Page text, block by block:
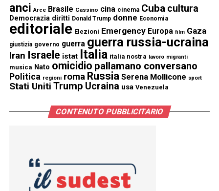
anci Arce Brasile Cassino cina cinema Cuba cultura
Democrazia diritti Donald Trump donne Economia
editoriale Elezioni Emergency Europa film Gaza
giustizia governo guerra guerra russia-ucraina
Iran Israele istat Italia italia nostra lavoro migranti
musica Nato omicidio pallamano conversano
Politica regioni roma Russia Serena Mollicone sport
Stati Uniti Trump Ucraina usa Venezuela
CONTENUTO PUBBLICITARIO